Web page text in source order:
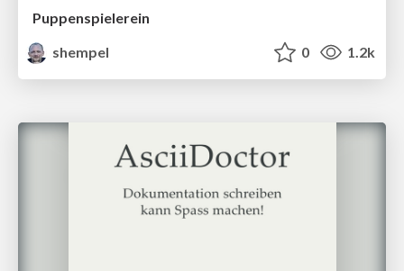
Puppenspielerein
shempel
0 1.2k